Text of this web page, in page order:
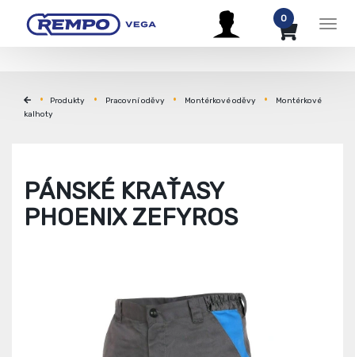
0
Produkty Pracovní oděvy Montérkové oděvy
Montérkové
kalhoty
PÁNSKÉ KRAŤASY
PHOENIX ZEFYROS